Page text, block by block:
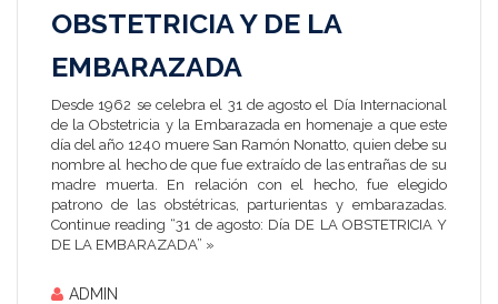
OBSTETRICIA Y DE LA
EMBARAZADA
Desde 1962 se celebra el 31 de agosto el Día Internacional
de la Obstetricia y la Embarazada en homenaje a que este
día del año 1240 muere San Ramón Nonatto, quien debe su
nombre al hecho de que fue extraído de las entrañas de su
madre muerta. En relación con el hecho, fue elegido
patrono de las obstétricas, parturientas y embarazadas.
Continue reading “31 de agosto: Día DE LA OBSTETRICIA Y
DE LA EMBARAZADA” »
ADMIN